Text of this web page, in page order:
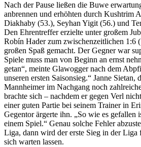
Nach der Pause ließen die Buwe
anbrennen und erhöhten durch Kushtrim
Diakhaby (53.), Seyhan Yigit (56.) und
Den Ehrentreffer erzielte unter großem
Robín Hader zum zwischenzeitlichen 1:6
großen Spaß gemacht. Der Gegner war
Spiele muss man von Beginn an ernst
getan“, meinte Glawogger nach dem
unseren ersten Saisonsieg.“ Janne Sietan,
Mannheimer im Nachgang noch
brachte sich – nachdem er gegen Verl
einer guten Partie bei seinem Trainer in
Gegentor ärgerte ihn. „So wie es gefallen
einem Spiel.“ Genau solche Fehler
Liga, dann wird der erste Sieg in der Liga
sich warten lassen.